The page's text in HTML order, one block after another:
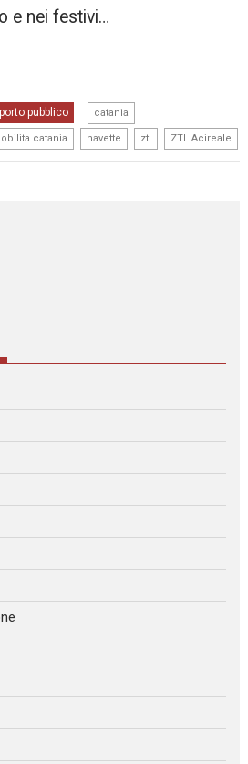
e nei festivi…
pubblico catania
catania navette ztl ZTL Acireale